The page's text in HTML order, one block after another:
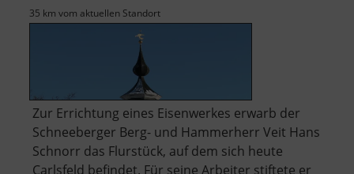
35 km vom aktuellen Standort
Zur Errichtung eines Eisenwerkes erwarb der
Schneeberger Berg- und Hammerherr Veit Hans
Schnorr das Flurstück, auf dem sich heute
Carlsfeld befindet. Für seine Arbeiter stiftete er